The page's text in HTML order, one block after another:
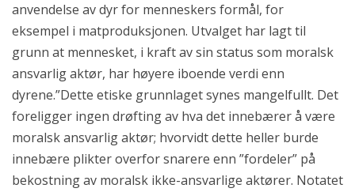
anvendelse av dyr for menneskers formål, for
eksempel i matproduksjonen. Utvalget har lagt til
grunn at mennesket, i kraft av sin status som moralsk
ansvarlig aktør, har høyere iboende verdi enn
dyrene.”Dette etiske grunnlaget synes mangelfullt. Det
foreligger ingen drøfting av hva det innebærer å være
moralsk ansvarlig aktør; hvorvidt dette heller burde
innebære plikter overfor snarere enn ”fordeler” på
bekostning av moralsk ikke-ansvarlige aktører. Notatet